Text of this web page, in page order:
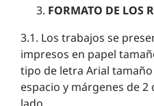
FORMATO DE LOS
3.1. Los trabajos se
impresos en papel
tipo de letra Arial
espacio y márgenes de 2
lado.